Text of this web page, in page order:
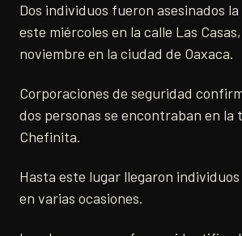
Dos individuos fueron asesinados
este miércoles en la calle Las
noviembre en la ciudad de Oaxaca.
Corporaciones de seguridad
dos personas se encontraban en la
Chefinita.
Hasta este lugar llegaron
en varias ocasiones.